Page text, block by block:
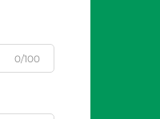
0/100